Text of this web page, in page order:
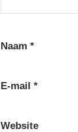
Naam *
E-mail *
Website